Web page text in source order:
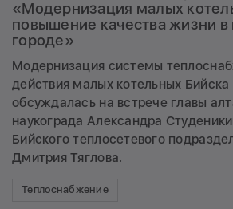
«Модернизация малых
повышение качества жизни
городе»
Модернизация системы
действия малых котельных Бийска
обсуждалась на встрече главы
наукограда Александра
Бийского теплосетевого
Дмитрия Тяглова.
Теплоснабжение